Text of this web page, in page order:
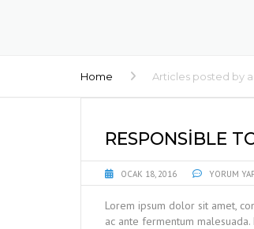
Home Articles posted by
RESPONSIBLE
OCAK 18, 2016 YORUM
Lorem ipsum dolor sit amet,
ac ante fermentum